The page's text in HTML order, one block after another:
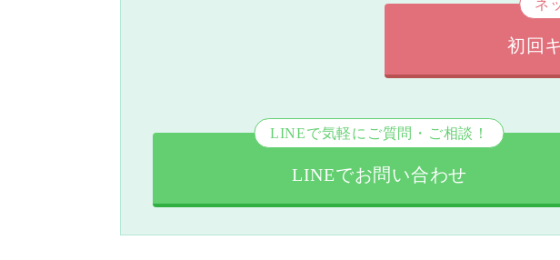
ネ
初回
LINEで気軽にご質問・ご相談！
LINEでお問い合わせ